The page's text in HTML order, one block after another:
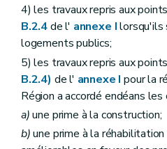
4) les travaux repris aux points
B.2.4de l' annexe Ilorsqu'ils
logements publics;
5) les travaux repris aux points
B.2.4) de l' annexe I pour la
Région a accordé endéans
a)une prime à la construction;
b)une prime à la